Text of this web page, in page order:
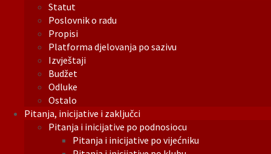
Statut
Poslovnik o radu
Propisi
Platforma djelovanja po sazivu
Izvještaji
Budžet
Odluke
Ostalo
Pitanja, inicijative i zaključci
Pitanja i inicijative po podnosiocu
Pitanja i inicijative po vijećniku